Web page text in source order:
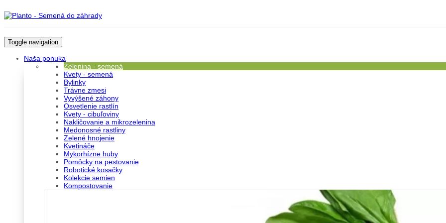
Toggle navigation
Naša ponuka
Zelenina - semená
Kvety - semená
Bylinky
Trávne zmesi
Vyvýšené záhony
Osvetlenie rastlín
Kvety - cibuľoviny
Nakličovanie a mikrozelenina
Medonosné rastliny
Zelené hnojenie
Kvetináče
Mykorhízne huby
Pomôcky na pestovanie
Robotické kosačky
Kolekcie semien
Kompostovanie